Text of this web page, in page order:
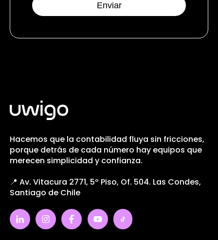
Hacemos que la contabilidad fluya sin fricciones,
porque detrás de cada número hay equipos que
merecen simplicidad y confianza.
📍 Av. Vitacura 2771, 5º Piso, Of. 504. Las Condes,
Santiago de Chile